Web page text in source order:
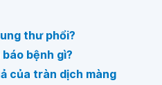
thư phổi?
bệnh gì?
của tràn dịch màng